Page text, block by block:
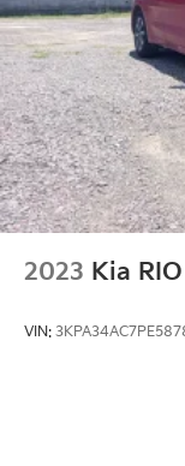
2023 Kia RIO
VIN: